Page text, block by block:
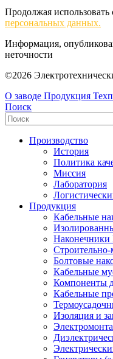
Продолжая использовать
персональных данных.
Информация,
неточности
©2026
О заводе Продукция
Поиск
Производство
История
Политика
Миссия
Лаборатория
Продукция
Кабельные
Болтовые
Кабельные
Компоненты
Кабельные
Изоляция и